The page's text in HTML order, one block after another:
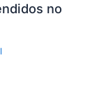
no